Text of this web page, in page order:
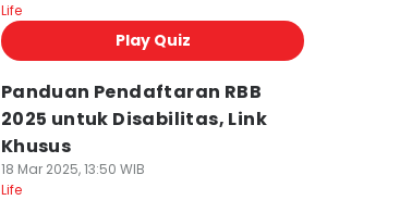
Life
Play Quiz
Panduan Pendaftaran RBB
2025 untuk Disabilitas, Link
Khusus
18 Mar 2025, 13:50 WIB
Life